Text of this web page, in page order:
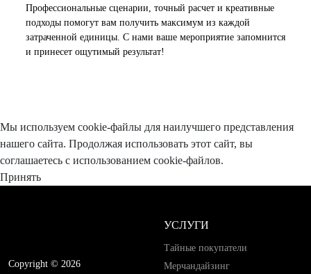
Профессиональные сценарии, точный расчет и креативные
подходы помогут вам получить максимум из каждой
затраченной единицы. С нами ваше мероприятие запомнится
и принесет ощутимый результат!
Мы используем cookie-файлы для наилучшего представления
нашего сайта. Продолжая использовать этот сайт, вы
соглашаетесь с использованием cookie-файлов.
Принять
Copyright © 2026
УСЛУГИ
Тайные покупатели
Мерчандайзинг